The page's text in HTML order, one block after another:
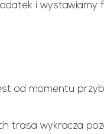
i wystawiamy
od momentu
trasa wykracza